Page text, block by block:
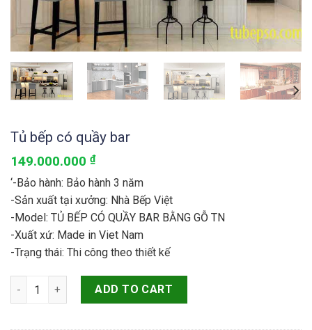
Tủ bếp có quầy bar
149.000.000 ₫
‘-Bảo hành: Bảo hành 3 năm
-Sản xuất tại xưởng: Nhà Bếp Việt
-Model: TỦ BẾP CÓ QUẦY BAR BẰNG GỖ TN
-Xuất xứ: Made in Viet Nam
-Trạng thái: Thi công theo thiết kế
Tủ bếp có quầy bar quantity
ADD TO CART